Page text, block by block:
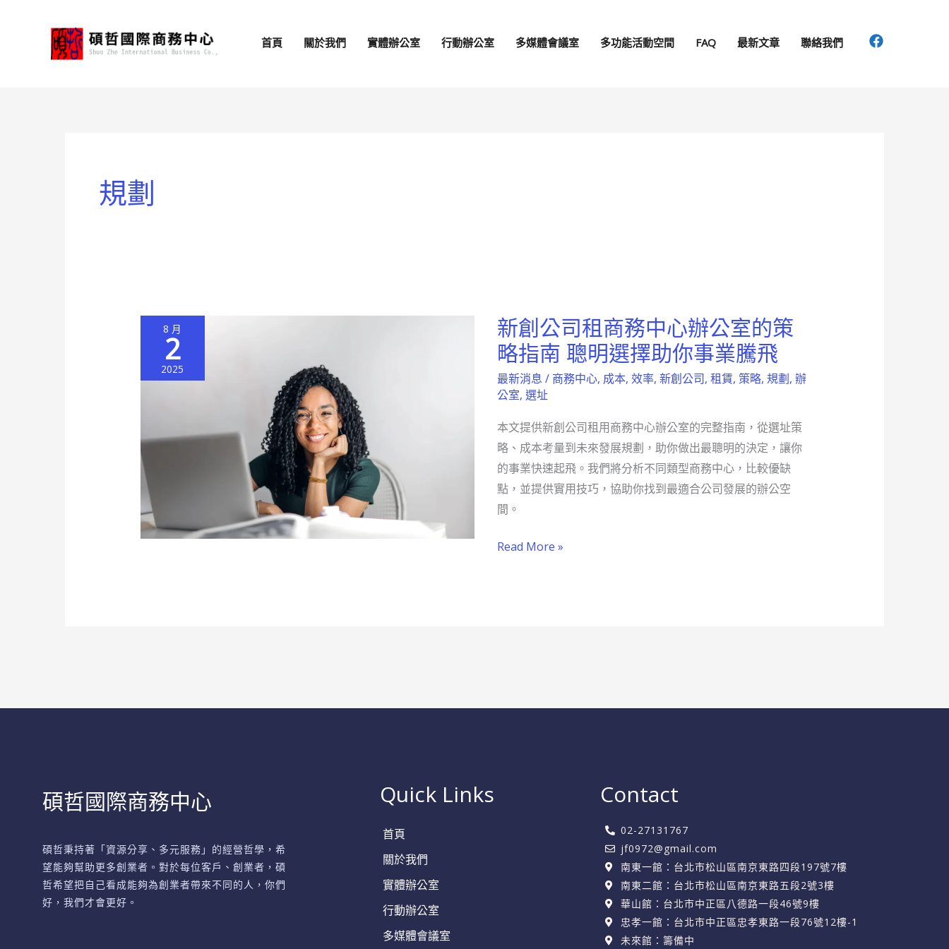
首頁 關於我們 實體辦公室 行動辦公室 多媒體會議室 多功能活動空間 FAQ 最新文章 聯絡我們
規劃
8 月
2
2025
新創公司租商務中心辦公室的策
略指南 聰明選擇助你事業騰飛
最新消息 / 商務中心, 成本, 效率, 新創公司, 租賃, 策略, 規劃, 辦
公室, 選址
本文提供新創公司租用商務中心辦公室的完整指南，從選址策
略、成本考量到未來發展規劃，助你做出最聰明的決定，讓你
的事業快速起飛。我們將分析不同類型商務中心，比較優缺
點，並提供實用技巧，協助你找到最適合公司發展的辦公空
間。
新
創
公
司
商
務
中
心
辦
室
Read More »
碩哲國際商務中心
碩哲秉持著「資源分享、多元服務」的經營哲學，希
望能夠幫助更多創業者。對於每位客戶、創業者，碩
哲希望把自己看成能夠為創業者帶來不同的人，你們
好，我們才會更好。
Quick Links
首頁
關於我們
實體辦公室
行動辦公室
多媒體會議室
Contact
02-27131767
jf0972@gmail.com
南東一館：台北市松山區南京東路四段197號7樓
南東二館：台北市松山區南京東路五段2號3樓
華山館：台北市中正區八德路一段46號9樓
忠孝一館：台北市中正區忠孝東路一段76號12樓-1
未來館：籌備中